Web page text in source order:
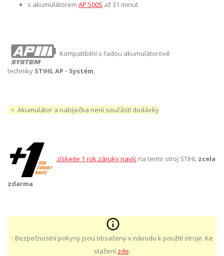
s akumulátorem AP 500S až 31 minut
Kompatibilní s řadou akumulátorové
techniky STIHL AP - Systém.
> Akumulátor a nabíječka není součástí dodávky
získejte 1 rok záruky navícna tento stroj STIHL zcela
zdarma
- Bezpečnostní pokyny jsou obsaženy v návodu k použití stroje. Ke
stažení zde.